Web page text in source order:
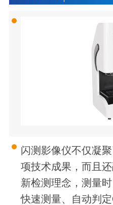
闪测影像仪不仅凝
项技术成果，而且
新检测理念，测量
快速测量、自动判定